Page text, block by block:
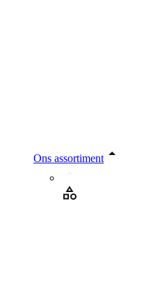
Ons assortiment